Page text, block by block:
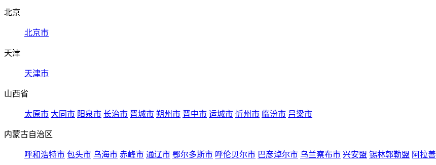
北京
北京市
天津
天津市
山西省
太原市 大同市 阳泉市 长治市 晋城市 朔州市 晋中市 运城市 忻州市 临汾市 吕梁市
内蒙古自治区
呼和浩特市 包头市 乌海市 赤峰市 通辽市 鄂尔多斯市 呼伦贝尔市 巴彦淖尔市 乌兰察布市 兴安盟 锡林郭勒盟 阿拉